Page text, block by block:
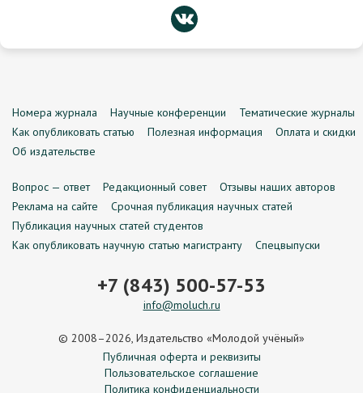
Номера журнала Научные конференции
Тематические журналы
Как опубликовать статью
Полезная информация
Оплата и скидки
Об издательстве
Вопрос — ответ Редакционный совет
Отзывы наших авторов
Реклама на сайте
Срочная публикация научных статей
Публикация научных статей студентов
Как опубликовать научную статью магистранту
Спецвыпуски
+7 (843) 500-57-53
info@moluch.ru
© 2008–2026, Издательство «Молодой учёный»
Публичная оферта и реквизиты
Пользовательское соглашение
Политика конфиденциальности